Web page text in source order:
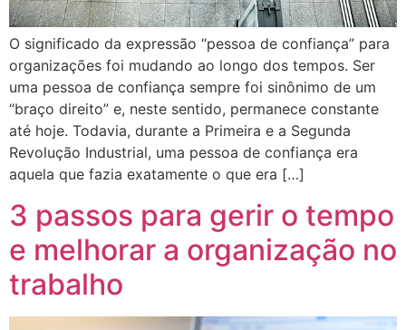
O significado da expressão “pessoa de confiança” para
organizações foi mudando ao longo dos tempos. Ser
uma pessoa de confiança sempre foi sinônimo de um
“braço direito” e, neste sentido, permanece constante
até hoje. Todavia, durante a Primeira e a Segunda
Revolução Industrial, uma pessoa de confiança era
aquela que fazia exatamente o que era […]
3 passos para gerir o tempo
e melhorar a organização no
trabalho